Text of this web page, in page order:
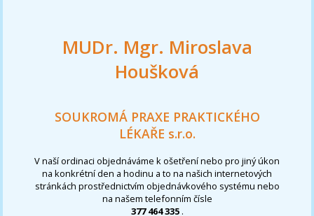
MUDr. Mgr. Miroslava
Houšková
SOUKROMÁ PRAXE PRAKTICKÉHO
LÉKAŘE s.r.o.
V naší ordinaci objednáváme k ošetření nebo pro jiný úkon
na konkrétní den a hodinu a to na našich internetových
stránkách prostřednictvím objednávkového systému nebo
na našem telefonním čísle
377 464 335 .